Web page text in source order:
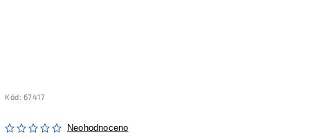
Kód: 67417
Neohodnoceno